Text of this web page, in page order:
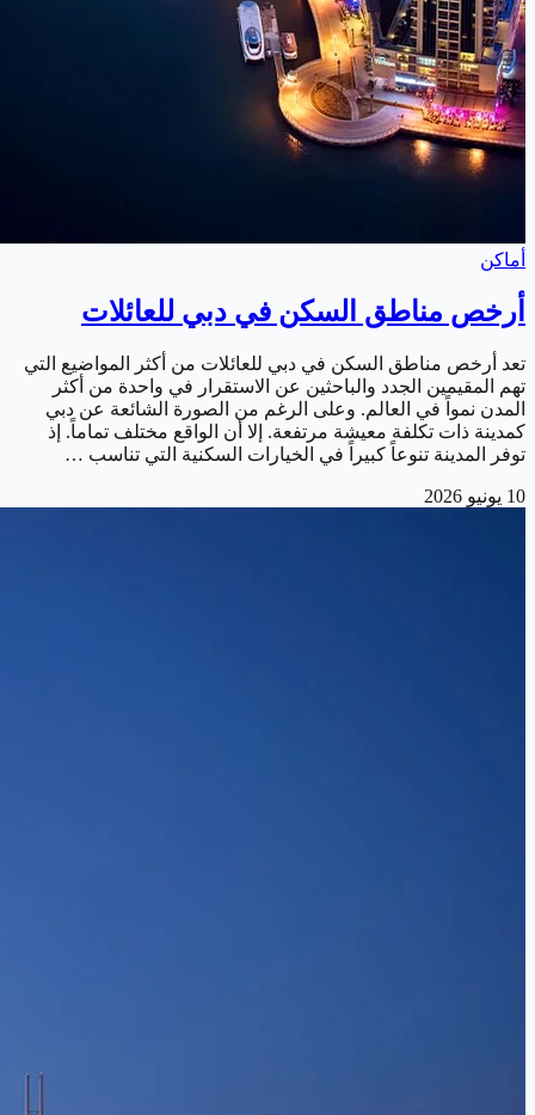
أماكن
أرخص مناطق السكن في دبي للعائلات
تعد أرخص مناطق السكن في دبي للعائلات من أكثر المواضيع التي
تهم المقيمين الجدد والباحثين عن الاستقرار في واحدة من أكثر
المدن نمواً في العالم. وعلى الرغم من الصورة الشائعة عن دبي
كمدينة ذات تكلفة معيشة مرتفعة. إلا أن الواقع مختلف تماماً. إذ
توفر المدينة تنوعاً كبيراً في الخيارات السكنية التي تناسب …
10 يونيو 2026